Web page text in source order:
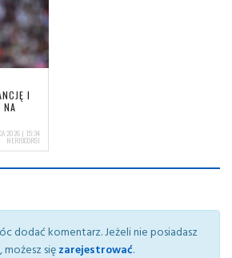
I
NA
2026 | 15:34
NERIOCORSI
dodać komentarz. Jeżeli nie posiadasz
sięzarejestrować.